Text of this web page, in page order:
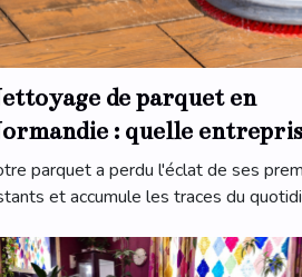
de parquet en
: quelle
contacter ?
parquet a perdu l'éclat de ses
et accumule les traces du